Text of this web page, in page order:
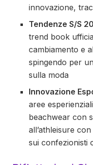
innovazione,
Tendenze S/S
trend book
cambiamento e
spingendo per
sulla moda
Innovazione
aree
beachwear con
all’athleisure
sui confezionisti